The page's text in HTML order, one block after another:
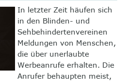
In letzter Zeit häufen sich
in den Blinden- und
Sehbehindertenvereinen
Meldungen von Menschen,
die über unerlaubte
Werbeanrufe erhalten. Die
Anrufer behaupten meist,